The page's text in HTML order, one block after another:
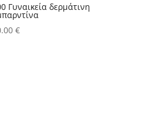
Γυναικεία δερμάτινη
€